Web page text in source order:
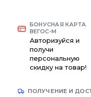
БОНУСНАЯ КАРТА
ВЕГОС-М
Авторизуйся и
получи
персональную
скидку на товар!
ПОЛУЧЕНИЕ И